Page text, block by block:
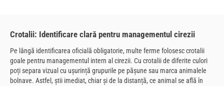
Crotalii: Identificare clară pentru managementul cirezii
Pe lângă identificarea oficială obligatorie, multe ferme folosesc crotalii
goale pentru managementul intern al cirezii. Cu crotalii de diferite culori
poți separa vizual cu ușurință grupurile pe pășune sau marca animalele
bolnave. Astfel, știi imediat, chiar și de la distanță, ce animal se află în